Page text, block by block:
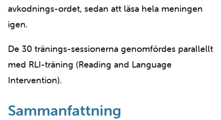
avkodnings-ordet, sedan att läsa hela meningen
igen.
De 30 tränings-sessionerna genomfördes parallellt
med RLI-träning (Reading and Language
Intervention).
Sammanfattning